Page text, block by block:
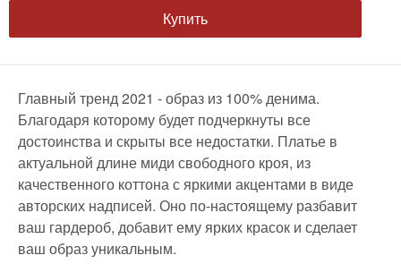
Купить
Главный тренд 2021 - образ из 100% денима.
Благодаря которому будет подчеркнуты все
достоинства и скрыты все недостатки. Платье в
актуальной длине миди свободного кроя, из
качественного коттона с яркими акцентами в виде
авторских надписей. Оно по-настоящему разбавит
ваш гардероб, добавит ему ярких красок и сделает
ваш образ уникальным.